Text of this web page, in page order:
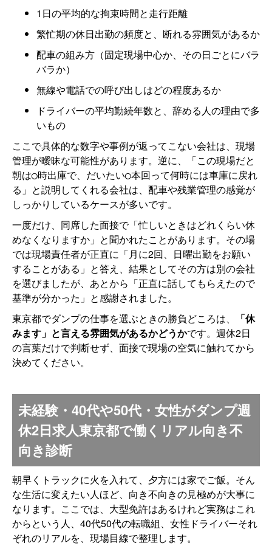
1日の平均的な拘束時間と走行距離
繁忙期の休日出勤の頻度と、断れる雰囲気があるか
配車の組み方（固定現場中心か、その日ごとにバラ
バラか）
無線や電話での呼び出しはどの程度あるか
ドライバーの平均勤続年数と、辞める人の理由で多
いもの
ここで具体的な数字や事例が返ってこない会社は、現場
管理が曖昧な可能性があります。逆に、「この現場だと
朝は◯時出庫で、だいたい◯本回って何時には車庫に戻れ
る」と説明してくれる会社は、配車や残業管理の感覚が
しっかりしているケースが多いです。
一度だけ、同席した面接で「忙しいときはどれくらい休
めなくなりますか」と聞かれたことがあります。その場
では現場責任者が正直に「月に2回、日曜出勤をお願い
することがある」と答え、結果としてその方は別の会社
を選びましたが、あとから「正直に話してもらえたので
基準が分かった」と感謝されました。
東京都でダンプの仕事を選ぶときの勝負どころは、
「休
みます」と言える雰囲気があるかどうかです。週休2日
の言葉だけで判断せず、面接で現場の空気に触れてから
決めてください。
未経験・40代や50代・女性がダンプ週
休2日求人東京都で働くリアル向き不
向き診断
朝早くトラックに火を入れて、夕方には家でご飯。そん
な生活に変えたい人ほど、向き不向きの見極めが大事に
なります。ここでは、大型免許はあるけれど実務はこれ
からという人、40代50代の転職組、女性ドライバーそれ
ぞれのリアルを、現場目線で整理します。